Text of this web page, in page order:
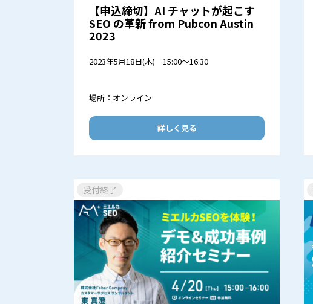
【申込締切】AI チャットが起こす
SEO の革新 from Pubcon Austin
2023
2023年5月18日(木) 15:00～16:30
場所：オンライン
詳しく見る
受付終了